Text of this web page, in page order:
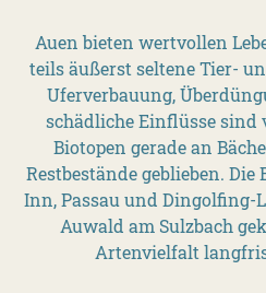
Auen bieten wertvollen
teils äußerst seltene Tier-
Uferverbauung,
schädliche Einflüsse sind
Biotopen gerade an
Restbestände geblieben.
Inn, Passau und Dingolfing-
Auwald am Sulzbach
Artenvielfalt